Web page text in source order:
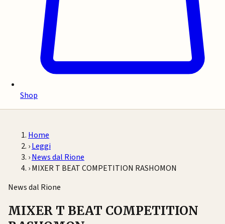
Shop
Home
›Leggi
›News dal Rione
›MIXER T BEAT COMPETITION RASHOMON
News dal Rione
MIXER T BEAT COMPETITION